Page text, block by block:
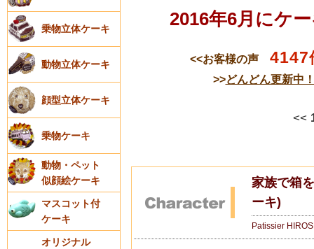
乗物立体ケーキ
動物立体ケーキ
顔型立体ケーキ
乗物ケーキ
動物・ペット
似顔絵ケーキ
マスコット付
ケーキ
オリジナル
2016年6月にケ
<<お客様の声 4147
>>どんどん更新中
<<
家族で箱
ーキ)
Patissier